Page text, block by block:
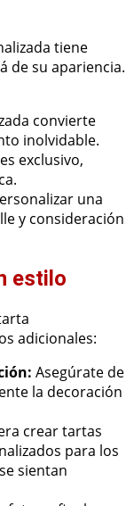
tiene
de su apariencia.
convierte
inolvidable.
exclusivo,
una
y consideración
estilo
adicionales:
Asegúrate de
la decoración
crear tartas
para los
sientan